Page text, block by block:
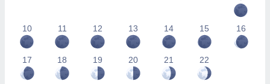
10 11 12 13 14 15 16
17 18 19 20 21 22